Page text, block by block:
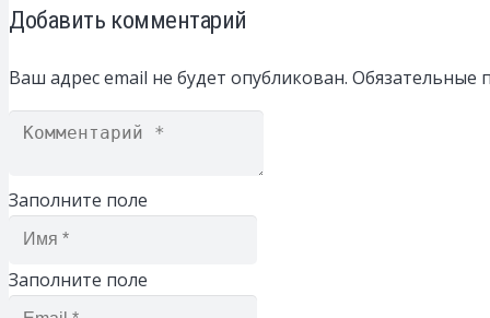
Добавить комментарий
Ваш адрес email не будет опубликован. Обязательные
Заполните поле
Заполните поле